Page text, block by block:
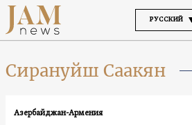
РУССКИЙ
Сирануйш Саакян
Азербайджан-Армения